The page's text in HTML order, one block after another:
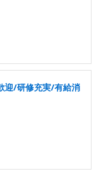
迎/研修充実/有給消